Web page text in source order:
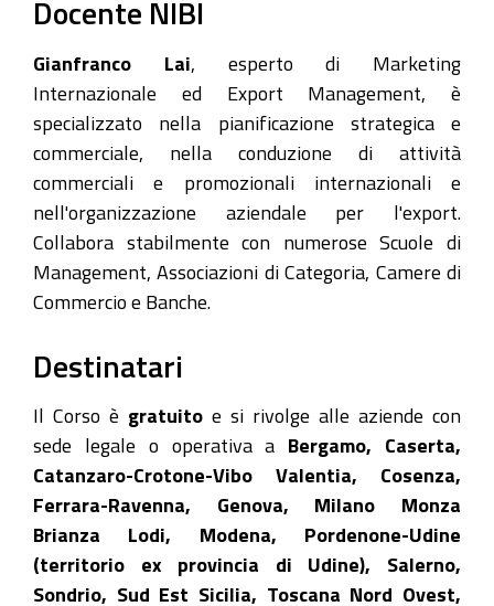
Docente NIBI
Gianfranco Lai , esperto di Marketing
Internazionale ed Export Management, è
specializzato nella pianificazione strategica e
commerciale, nella conduzione di attività
commerciali e promozionali internazionali e
nell'organizzazione aziendale per l'export.
Collabora stabilmente con numerose Scuole di
Management, Associazioni di Categoria, Camere di
Commercio e Banche.
Destinatari
Il Corso è gratuito e si rivolge alle aziende con
sede legale o operativa a Bergamo, Caserta,
Catanzaro-Crotone-Vibo Valentia, Cosenza,
Ferrara-Ravenna, Genova, Milano Monza
Brianza Lodi, Modena, Pordenone-Udine
(territorio ex provincia di Udine), Salerno,
Sondrio, Sud Est Sicilia, Toscana Nord Ovest,